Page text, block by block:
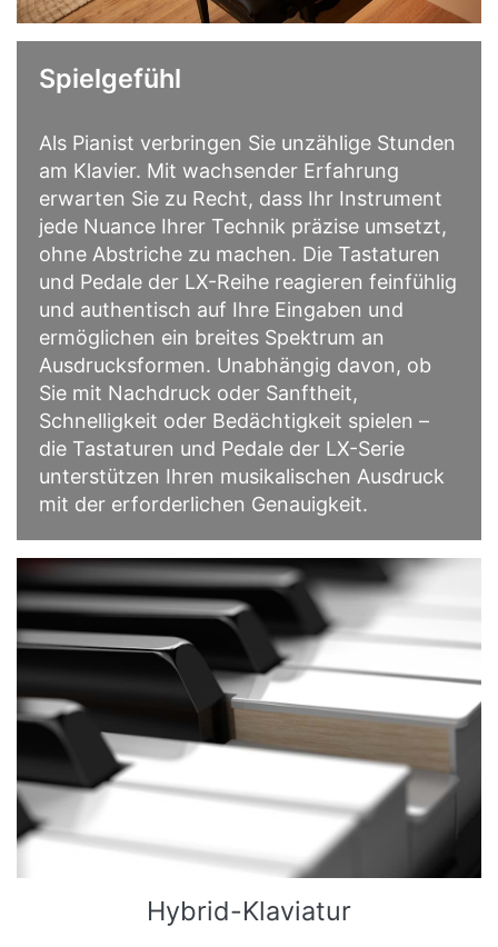
Spielgefühl
Als Pianist verbringen Sie unzählige Stunden
am Klavier. Mit wachsender Erfahrung
erwarten Sie zu Recht, dass Ihr Instrument
jede Nuance Ihrer Technik präzise umsetzt,
ohne Abstriche zu machen. Die Tastaturen
und Pedale der LX-Reihe reagieren feinfühlig
und authentisch auf Ihre Eingaben und
ermöglichen ein breites Spektrum an
Ausdrucksformen. Unabhängig davon, ob
Sie mit Nachdruck oder Sanftheit,
Schnelligkeit oder Bedächtigkeit spielen –
die Tastaturen und Pedale der LX-Serie
unterstützen Ihren musikalischen Ausdruck
mit der erforderlichen Genauigkeit.
Hybrid-Klaviatur